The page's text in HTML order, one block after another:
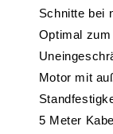
Schnitte bei
Optimal
Motor mit
5 Meter